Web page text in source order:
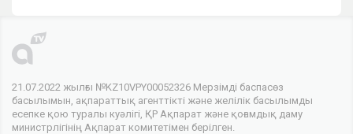
21.07.2022 жылғы №KZ10VPY00052326 Мерзімді баспасөз
басылымын, ақпараттық агенттікті және желілік басылымды
есепке қою туралы куәлігі, ҚР Ақпарат және қоғамдық даму
министрлігінің Ақпарат комитетімен берілген.